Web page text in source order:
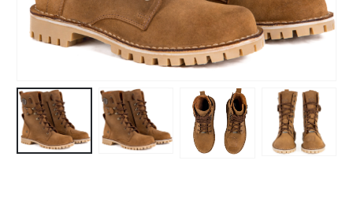
0out of 5
299,00 zł
Rękawice turystyczne REBELHORN DEFENDER black red
299,00 zł
299,00 zł
299,00zł